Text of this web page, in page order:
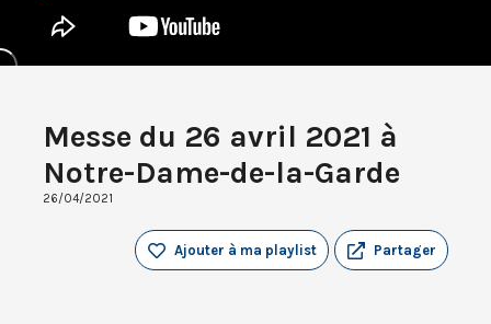
Messe du 26 avril 2021 à
Notre-Dame-de-la-Garde
26/04/2021
Partager
Ajouter à ma playlist